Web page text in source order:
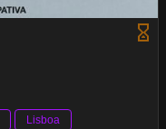
Lisboa